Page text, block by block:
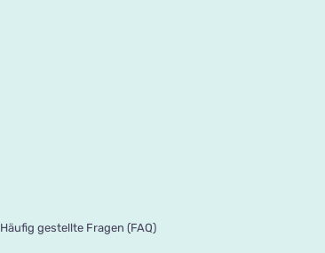
Häufig gestellte Fragen (FAQ)